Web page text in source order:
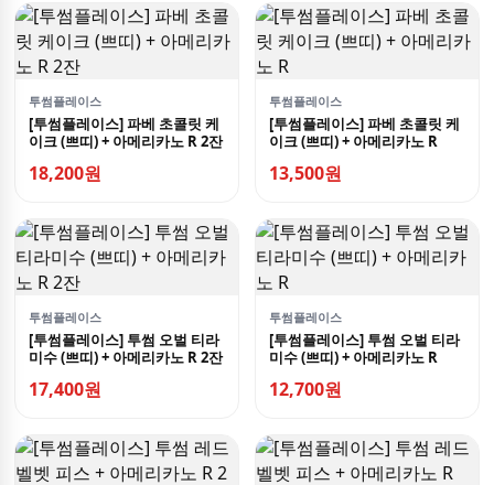
투썸플레이스
[투썸플레이스] 파베 초콜릿 케
이크 (쁘띠) + 아메리카노 R 2잔
18,200원
투썸플레이스
[투썸플레이스] 파베 초콜릿 케
이크 (쁘띠) + 아메리카노 R
13,500원
투썸플레이스
[투썸플레이스] 투썸 오벌 티라
미수 (쁘띠) + 아메리카노 R 2잔
17,400원
투썸플레이스
[투썸플레이스] 투썸 오벌 티라
미수 (쁘띠) + 아메리카노 R
12,700원